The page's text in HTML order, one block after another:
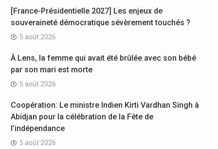
[France-Présidentielle 2027] Les enjeux de
souveraineté démocratique sévèrement touchés ?
5 août 2026
À Lens, la femme qui avait été brûlée avec son bébé
par son mari est morte
5 août 2026
Coopération: Le ministre Indien Kirti Vardhan Singh à
Abidjan pour la célébration de la Fête de
l’indépendance
5 août 2026